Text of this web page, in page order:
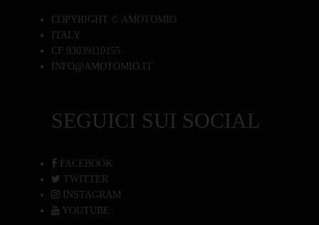
COPYRIGHT © AMOTOMIO
ITALY
CF 93039110155
INFO@AMOTOMIO.IT
SEGUICI SUI SOCIAL
FACEBOOK
TWITTER
INSTAGRAM
YOUTUBE